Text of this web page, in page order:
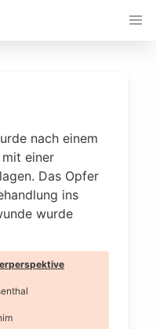
nach einem
einer
Das Opfer
ins
wurde